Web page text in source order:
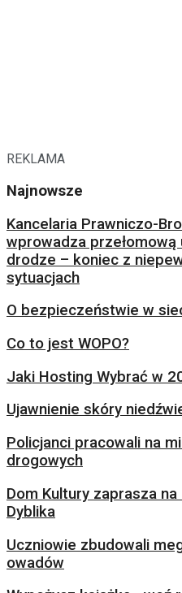
REKLAMA
Najnowsze
Kancelaria Prawniczo-
wprowadza przełomową
drodze – koniec z
sytuacjach
O bezpieczeństwie w
Co to jest WOPO?
Jaki Hosting Wybrać w
Ujawnienie skóry
Policjanci pracowali na
drogowych
Dom Kultury zaprasza
Dyblika
Uczniowie zbudowali
owadów